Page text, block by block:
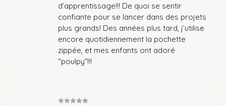
d’apprentissage!!! De quoi se sentir
confiante pour se lancer dans des projets
plus grands! Des années plus tard, j’utilise
encore quotidiennement la pochette
zippée, et mes enfants ont adoré
“poulpy”!!!